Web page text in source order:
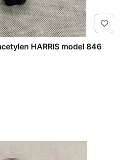
Reduktor sieciowy do acetylen HARRIS model 846